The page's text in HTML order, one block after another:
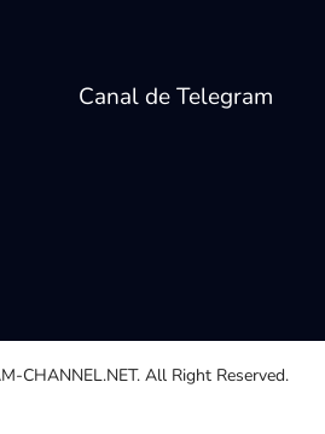
Canal de Telegram
CHANNEL.NET. All Right Reserved.